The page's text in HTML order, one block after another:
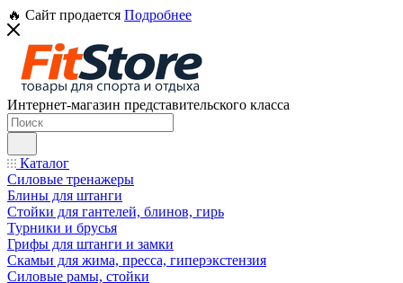
🔥 Сайт продается Подробнее
Интернет-магазин представительского класса
Каталог
Силовые тренажеры
Блины для штанги
Стойки для гантелей, блинов, гирь
Турники и брусья
Грифы для штанги и замки
Скамьи для жима, пресса, гиперэкстензия
Силовые рамы, стойки